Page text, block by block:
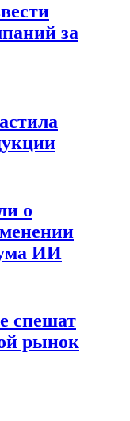
за
о
ИИ
спешат
рынок